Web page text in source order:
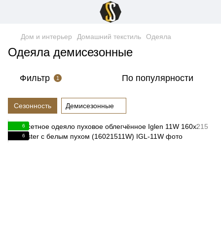
Дом и интерьер Домашний текстиль Одеяла
Одеяла демисезонные
Фильтр 1 По популярности
Сезонность Демисезонные
6
6